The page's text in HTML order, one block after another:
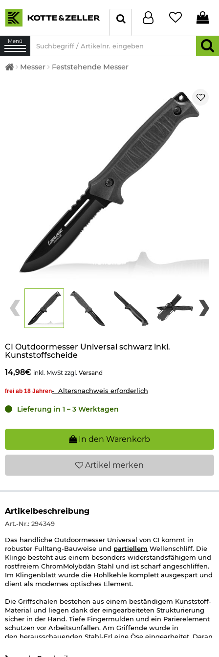
Menü
Messer Feststehende Messer
CI Outdoormesser Universal schwarz inkl.
Kunststoffscheide
14,98€ inkl. MwSt zzgl. Versand
frei ab 18 Jahren- Altersnachweis erforderlich
Lieferung in 1 – 3 Werktagen
In den Warenkorb
Artikel merken
Artikelbeschreibung
Art.-Nr.: 294349
Das handliche Outdoormesser Universal von CI kommt in
robuster Fulltang-Bauweise und partiellem Wellenschliff. Die
Klinge besteht aus einem besonders widerstandsfähigem und
rostfreiem ChromMolybdän Stahl und ist scharf angeschliffen.
Im Klingenblatt wurde die Hohlkehle komplett ausgespart und
dient als modernes optisches Element.
Die Griffschalen bestehen aus einem beständigem Kunststoff-
Material und liegen dank der eingearbeiteten Strukturierung
sicher in der Hand. Tiefe Fingermulden und ein Parierelement
schützen vor Arbeitsunfällen. Am Griffende wurde in
den herausschauenden Stahl-Erl eine Öse eingearbeitet. Daran